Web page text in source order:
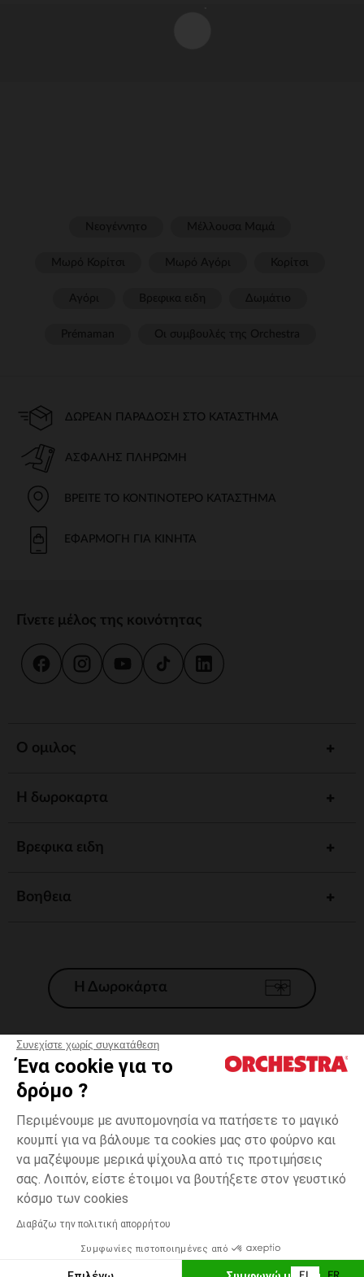
Συνεχίστε χωρίς συγκατάθεση
Ένα cookie για το
δρόμο ?
Περιμένουμε με ανυπομονησία να πατήσετε το μαγικό
κουμπί για να βάλουμε τα cookies μας στο φούρνο και
να μαζέψουμε μερικά ψίχουλα από τις προτιμήσεις
σας. Λοιπόν, είστε έτοιμοι να βουτήξετε στον γευστικό
κόσμο των cookies
Διαβάζω την πολιτική απορρήτου
Συμφωνίες πιστοποιημένες από
Εκρού
12
Δυνατότητα πληρωμής με
ΠΡΟΣΘΉΚΗ ΣΤΟ ΚΑΛΆΘΙ
ΔΩΡΕΆΝ ΠΑΡΆΔΟΣΗ ΣΤΟ ΚΑΤΆΣΤΗΜΑ
ΑΣΦΑΛΉΣ ΠΛΗΡΩΜΉ
ΒΡΕΊΤΕ ΤΟ ΚΟΝΤΙΝΌΤΕΡΟ ΚΑΤΆΣΤΗΜΑ
ΕΦΑΡΜΟΓΉ ΓΙΑ ΚΙΝΗΤΆ
Γίνετε μέλος της κοινότητας
Ο ομιλος
Η δωροκαρτα
Βρεφικα ειδη
Βοηθεια
Η Δωροκάρτα
Γενικοί 'Οροι Πώλησης
*Εμπορικες προσφορες
Προσωπικά δεδομένα
Διαχείρηση των cookies
Προσβασιμότητα: μη συμμορφούμενη
H Orchestra συμμετέχει στον κωδικά δεοντολογίας και στο σύστημα
μεσολάβησης της Γαλλικής Ομοσπονδίας Ηλεκτρονικού Εμπορίου.